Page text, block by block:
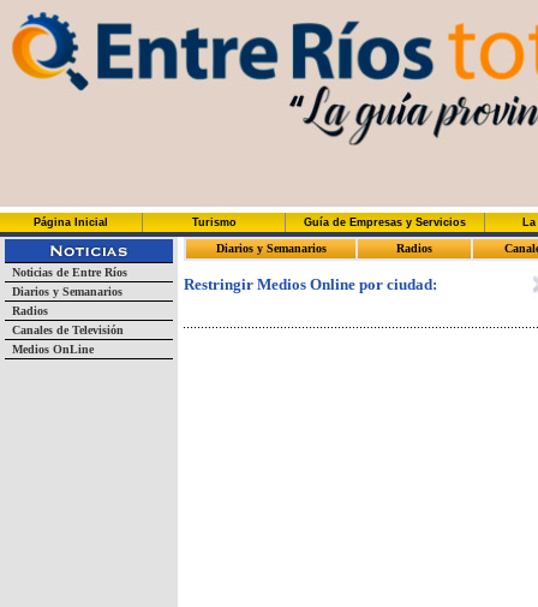
Página Inicial Turismo Guía de Empresas y Servicios
Noticias de Entre Ríos
Diarios y Semanarios
Radios
Canales de Televisión
Medios OnLine
Diarios y Semanarios Radios
Restringir Medios Online por ciudad: